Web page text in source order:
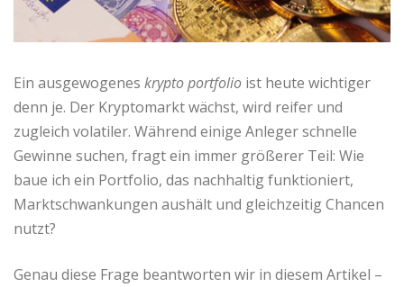
Ein ausgewogenes krypto portfolio ist heute wichtiger
denn je. Der Kryptomarkt wächst, wird reifer und
zugleich volatiler. Während einige Anleger schnelle
Gewinne suchen, fragt ein immer größerer Teil: Wie
baue ich ein Portfolio, das nachhaltig funktioniert,
Marktschwankungen aushält und gleichzeitig Chancen
nutzt?
Genau diese Frage beantworten wir in diesem Artikel –